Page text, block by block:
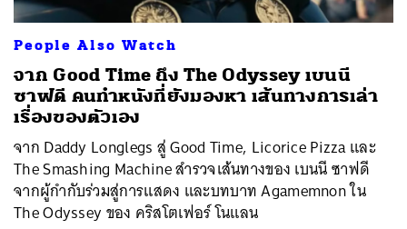
People Also Watch
จาก Good Time ถึง The Odyssey เบนนี
ซาฟดี คนทำหนังที่ยังมองหา เส้นทางการเล่า
เรื่องของตัวเอง
จาก Daddy Longlegs สู่ Good Time, Licorice Pizza และ
The Smashing Machine สำรวจเส้นทางของ เบนนี ซาฟดี
จากผู้กำกับร่วมสู่การแสดง และบทบาท Agamemnon ใน
The Odyssey ของ คริสโตเฟอร์ โนแลน